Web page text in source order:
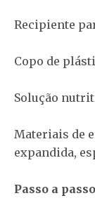
Recipiente
Copo de
Solução
Materiais de
expandida,
Passo a passo